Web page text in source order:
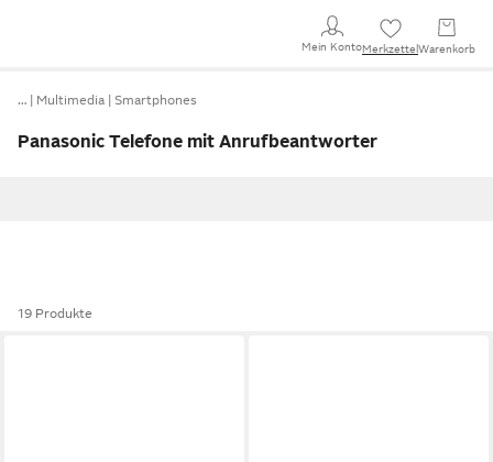
Mein KontoMerkzettel Warenkorb
… Multimedia Smartphones
Panasonic Telefone mit Anrufbeantworter
19 Produkte